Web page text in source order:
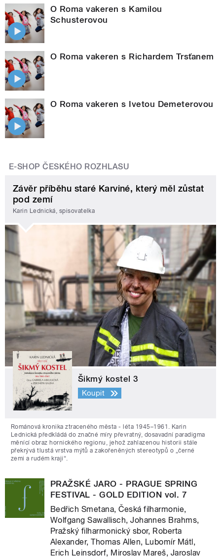
O Roma vakeren s Kamilou
Schusterovou
O Roma vakeren s Richardem Trsťanem
O Roma vakeren s Ivetou Demeterovou
E-SHOP ČESKÉHO ROZHLASU
Závěr příběhu staré Karviné, který měl zůstat
pod zemí
Karin Lednická, spisovatelka
Šikmý kostel 3
Koupit
Románová kronika ztraceného města - léta 1945–1961. Karin
Lednická předkládá do značné míry převratný, dosavadní paradigma
měnící obraz hornického regionu, jehož zahlazenou historii stále
překrývá tlustá vrstva mýtů a zakořeněných stereotypů o „černé
zemi a rudém kraji“.
PRAŽSKÉ JARO - PRAGUE SPRING
FESTIVAL - GOLD EDITION vol. 7
Bedřich Smetana, Česká filharmonie,
Wolfgang Sawallisch, Johannes Brahms,
Pražský filharmonický sbor, Roberta
Alexander, Thomas Allen, Lubomír Mátl,
Erich Leinsdorf, Miroslav Mareš, Jaroslav